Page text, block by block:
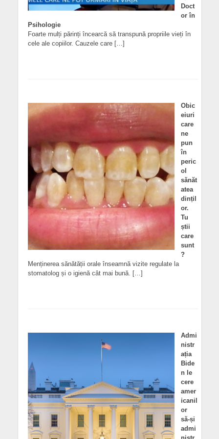
Doct
or în
Psihologie
Foarte mulți părinți încearcă să transpună propriile vieți în
cele ale copiilor. Cauzele care […]
Obic
eiuri
care
ne
pun
în
peric
ol
sănăt
atea
dințil
or.
Tu
știi
care
sunt
?
Menținerea sănătății orale înseamnă vizite regulate la
stomatolog și o igienă cât mai bună. […]
Admi
nistr
ația
Bide
n le
cere
amer
icanil
or
să-și
admi